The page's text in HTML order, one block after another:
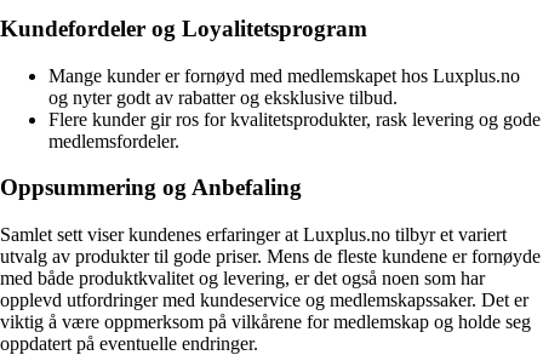
Kundefordeler og Loyalitetsprogram
Mange kunder er fornøyd med medlemskapet hos Luxplus.no
og nyter godt av rabatter og eksklusive tilbud.
Flere kunder gir ros for kvalitetsprodukter, rask levering og gode
medlemsfordeler.
Oppsummering og Anbefaling
Samlet sett viser kundenes erfaringer at Luxplus.no tilbyr et variert
utvalg av produkter til gode priser. Mens de fleste kundene er fornøyde
med både produktkvalitet og levering, er det også noen som har
opplevd utfordringer med kundeservice og medlemskapssaker. Det er
viktig å være oppmerksom på vilkårene for medlemskap og holde seg
oppdatert på eventuelle endringer.